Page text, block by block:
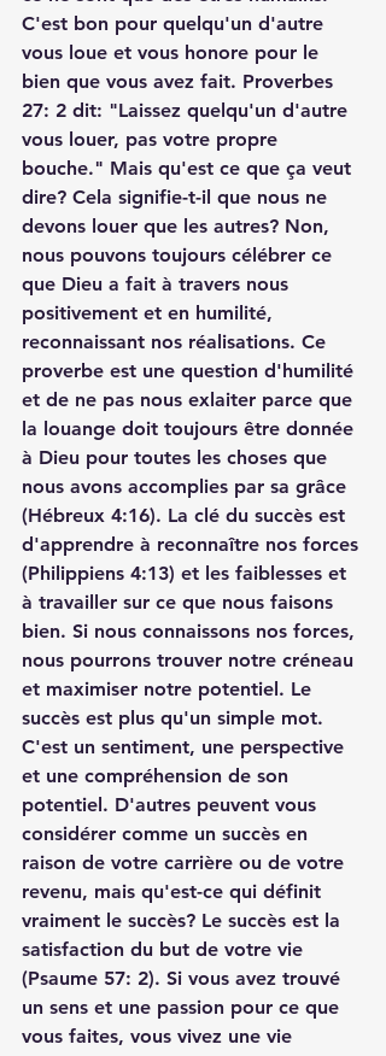
C'est bon pour quelqu'un d'autre
vous loue et vous honore pour le
bien que vous avez fait. Proverbes
27: 2 dit: "Laissez quelqu'un d'autre
vous louer, pas votre propre
bouche." Mais qu'est ce que ça veut
dire? Cela signifie-t-il que nous ne
devons louer que les autres? Non,
nous pouvons toujours célébrer ce
que Dieu a fait à travers nous
positivement et en humilité,
reconnaissant nos réalisations. Ce
proverbe est une question d'humilité
et de ne pas nous exlaiter parce que
la louange doit toujours être donnée
à Dieu pour toutes les choses que
nous avons accomplies par sa grâce
(Hébreux 4:16). La clé du succès est
d'apprendre à reconnaître nos forces
(Philippiens 4:13) et les faiblesses et
à travailler sur ce que nous faisons
bien. Si nous connaissons nos forces,
nous pourrons trouver notre créneau
et maximiser notre potentiel. Le
succès est plus qu'un simple mot.
C'est un sentiment, une perspective
et une compréhension de son
potentiel. D'autres peuvent vous
considérer comme un succès en
raison de votre carrière ou de votre
revenu, mais qu'est-ce qui définit
vraiment le succès? Le succès est la
satisfaction du but de votre vie
(Psaume 57: 2). Si vous avez trouvé
un sens et une passion pour ce que
vous faites, vous vivez une vie